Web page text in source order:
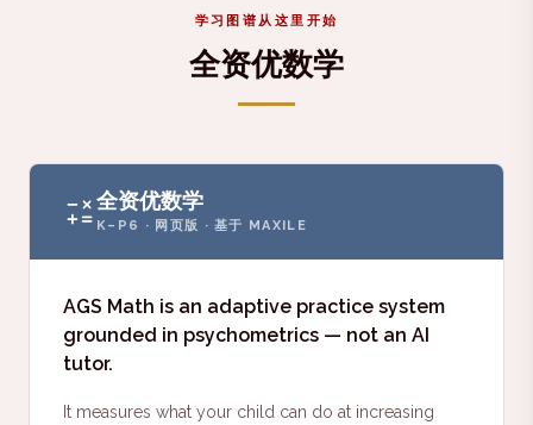
学习图谱从这里开始
全资优数学
全资优数学
K–P6 · 网页版 · 基于 MAXILE
AGS Math is an adaptive practice system
grounded in psychometrics — not an AI
tutor.
It measures what your child can do at increasing